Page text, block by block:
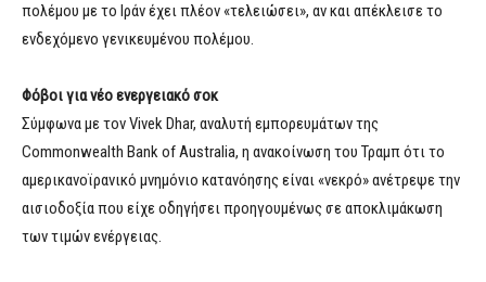
πολέμου με το Ιράν έχει πλέον «τελειώσει», αν και απέκλεισε το
ενδεχόμενο γενικευμένου πολέμου.
Φόβοι για νέο ενεργειακό σοκ
Σύμφωνα με τον Vivek Dhar, αναλυτή εμπορευμάτων της
Commonwealth Bank of Australia, η ανακοίνωση του Τραμπ ότι το
αμερικανοϊρανικό μνημόνιο κατανόησης είναι «νεκρό» ανέτρεψε την
αισιοδοξία που είχε οδηγήσει προηγουμένως σε αποκλιμάκωση
των τιμών ενέργειας.